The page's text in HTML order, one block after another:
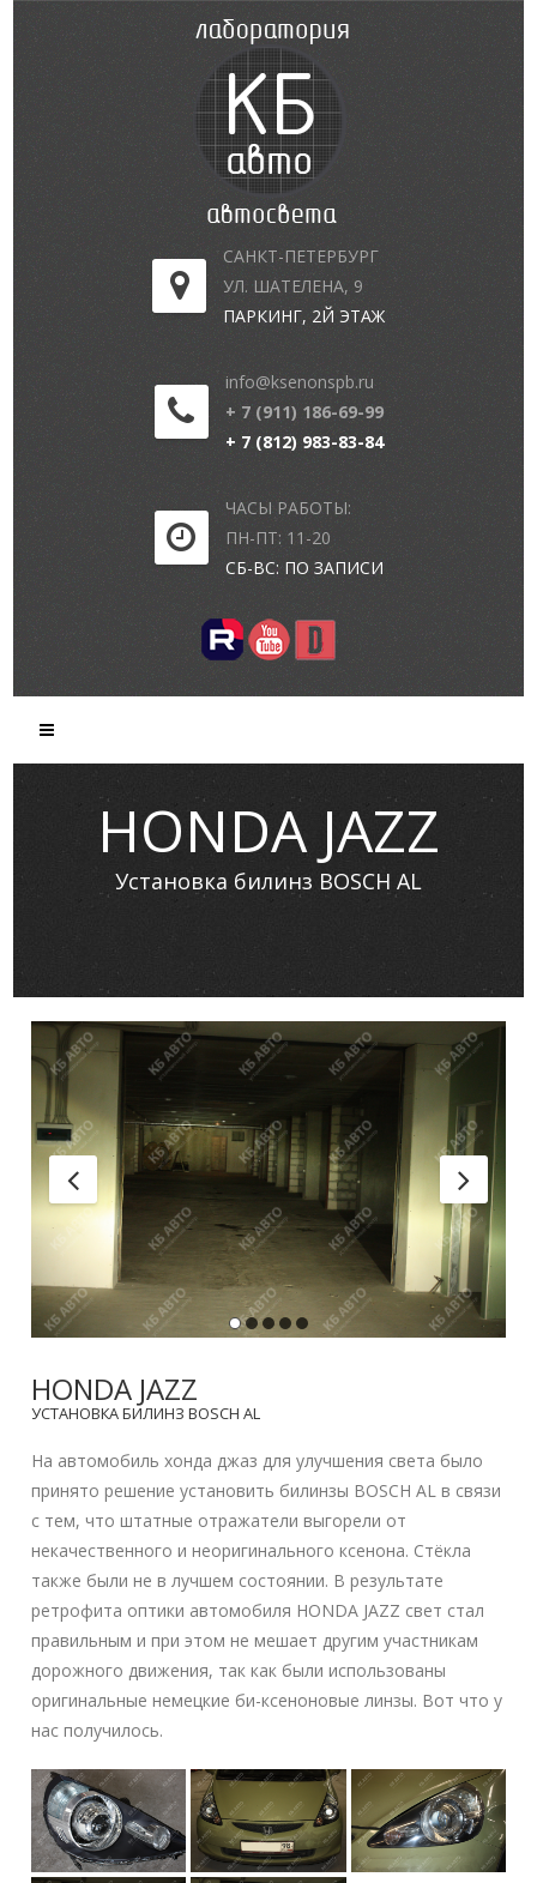
САНКТ-ПЕТЕРБУРГ
УЛ. ШАТЕЛЕНА, 9
ПАРКИНГ, 2Й ЭТАЖ
info@ksenonspb.ru
+ 7 (911) 186-69-99
+ 7 (812) 983-83-84
ЧАСЫ РАБОТЫ:
ПН-ПТ: 11-20
СБ-ВС: ПО ЗАПИСИ
HONDA JAZZ
Установка билинз BOSCH AL
HONDA JAZZ
УСТАНОВКА БИЛИНЗ BOSCH AL
На автомобиль хонда джаз для улучшения света было
принято решение установить билинзы BOSCH AL в связи
с тем, что штатные отражатели выгорели от
некачественного и неоригинального ксенона. Стёкла
также были не в лучшем состоянии. В результате
ретрофита оптики автомобиля HONDA JAZZ свет стал
правильным и при этом не мешает другим участникам
дорожного движения, так как были использованы
оригинальные немецкие би-ксеноновые линзы. Вот что у
нас получилось.